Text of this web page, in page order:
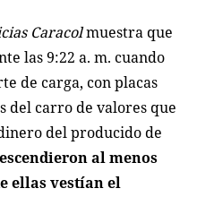
Caracolmuestra que
las 9:22 a. m. cuando
de carga, con placas
del carro de valores que
del producido de
al menos
ellas vestían el